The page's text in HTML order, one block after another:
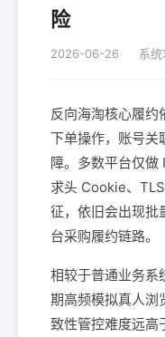
险
2026-06-26 系
反向海淘核心履约
下单操作，账号关
障。多数平台仅做
求头 Cookie、
征，依旧会出现批
台采购履约链路。
相较于普通业务系
期高频模拟真人浏
致性管控难度远高